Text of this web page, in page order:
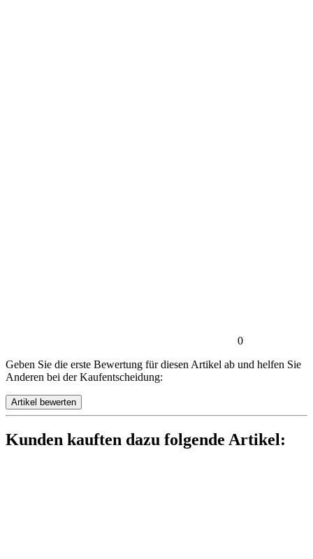
0
Geben Sie die erste Bewertung für diesen Artikel ab und helfen Sie
Anderen bei der Kaufentscheidung:
Kunden kauften dazu folgende Artikel: